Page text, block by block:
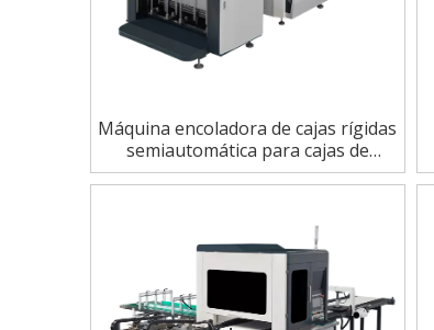
Máquina encoladora de cajas rígidas
semiautomática para cajas de
perfumes